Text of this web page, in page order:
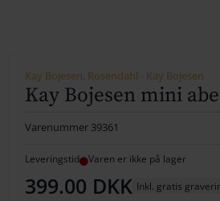
194
214
Kay Bojesen, Rosendahl - Kay Bojesen
Kay Bojesen mini
Varenummer 39361
Leveringstid Varen er ikke på lager
399.00 DKK Inkl. gratis